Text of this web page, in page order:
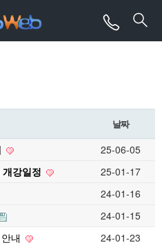
날짜
25-06-05
강일정
25-01-17
24-01-16
24-01-15
내
24-01-23